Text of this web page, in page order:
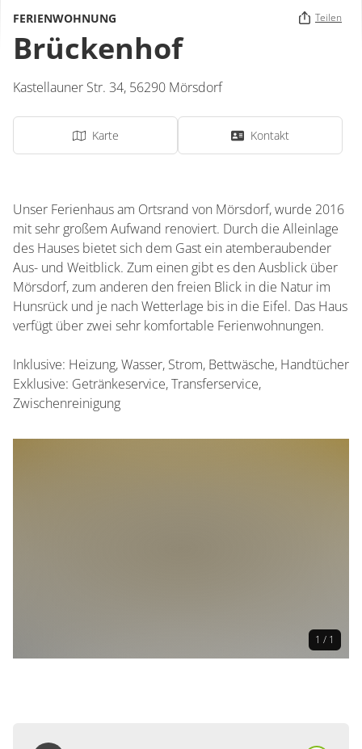
FERIENWOHNUNG Teilen
Brückenhof
Kastellauner Str. 34, 56290 Mörsdorf
Karte Kontakt
Unser Ferienhaus am Ortsrand von Mörsdorf, wurde 2016
mit sehr großem Aufwand renoviert. Durch die Alleinlage
des Hauses bietet sich dem Gast ein atemberaubender
Aus- und Weitblick. Zum einen gibt es den Ausblick über
Mörsdorf, zum anderen den freien Blick in die Natur im
Hunsrück und je nach Wetterlage bis in die Eifel. Das Haus
verfügt über zwei sehr komfortable Ferienwohnungen.
Inklusive: Heizung, Wasser, Strom, Bettwäsche, Handtücher
Exklusive: Getränkeservice, Transferservice,
Zwischenreinigung
1 / 1